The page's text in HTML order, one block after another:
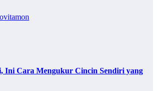
Ini Cara Mengukur Cincin Sendiri yang